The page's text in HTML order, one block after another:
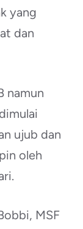
yang
dan
namun
ujub dan
oleh
MSF